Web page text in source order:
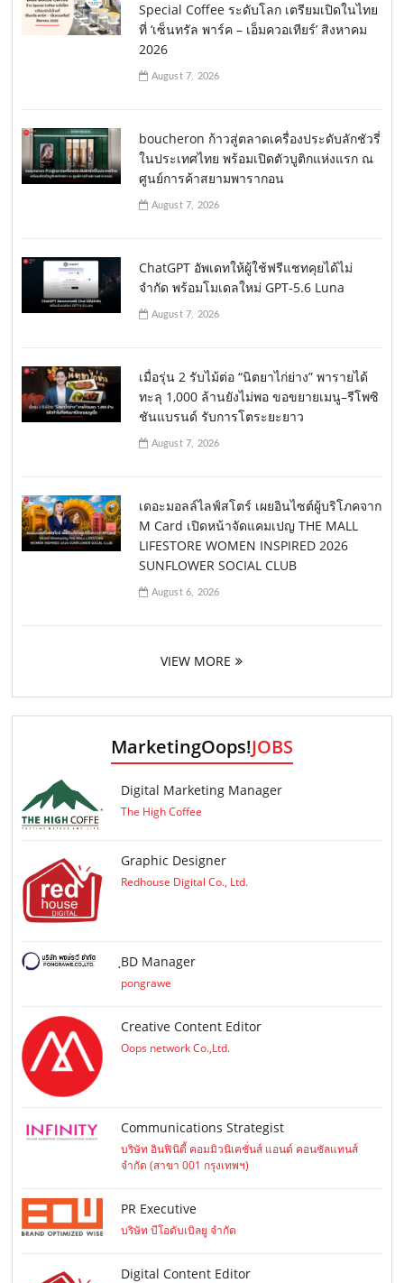
Special Coffee ระดับโลก เตรียมเปิดในไทย
ที่ ‘เซ็นทรัล พาร์ค – เอ็มควอเทียร์’ สิงหาคม
2026
August 7, 2026
boucheron ก้าวสู่ตลาดเครื่องประดับลักชัวรี่
ในประเทศไทย พร้อมเปิดตัวบูติกแห่งแรก ณ
ศูนย์การค้าสยามพารากอน
August 7, 2026
ChatGPT อัพเดทให้ผู้ใช้ฟรีแชทคุยได้ไม่
จำกัด พร้อมโมเดลใหม่ GPT-5.6 Luna
August 7, 2026
เมื่อรุ่น 2 รับไม้ต่อ “นิตยาไก่ย่าง” พารายได้
ทะลุ 1,000 ล้านยังไม่พอ ขอขยายเมนู–รีโพซิ
ชันแบรนด์ รับการโตระยะยาว
August 7, 2026
เดอะมอลล์ไลฟ์สโตร์ เผยอินไซต์ผู้บริโภคจาก
M Card เปิดหน้าจัดแคมเปญ THE MALL
LIFESTORE WOMEN INSPIRED 2026
SUNFLOWER SOCIAL CLUB
August 6, 2026
VIEW MORE
MarketingOops!JOBS
Digital Marketing Manager
The High Coffee
Graphic Designer
Redhouse Digital Co., Ltd.
ฺBD Manager
pongrawe
Creative Content Editor
Oops network Co.,Ltd.
Communications Strategist
บริษัท อินฟินิตี้ คอมมิวนิเคชั่นส์ แอนด์ คอนซัลแทนส์
จำกัด (สาขา 001 กรุงเทพฯ)
PR Executive
บริษัท บีโอดับเบิลยู จำกัด
Digital Content Editor